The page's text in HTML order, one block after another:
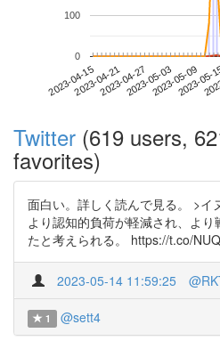
2023-04-152023-04-212023-04-272023-05-032023-05-09
2023-
0
100
Twitter (619 users,
favorites)
面白い。詳しく読んで見る。 >イ
より認知的負荷が軽減され、よ
たと考えられる。 https://t.co/
2023-05-14 11:59:25
1 @sett4